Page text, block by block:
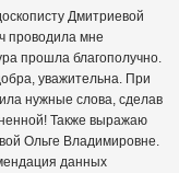
Дмитриевой
проводила мне
прошла благополучно.
уважительна. При
нужные слова, сделав
Также выражаю
Ольге Владимировне.
данных